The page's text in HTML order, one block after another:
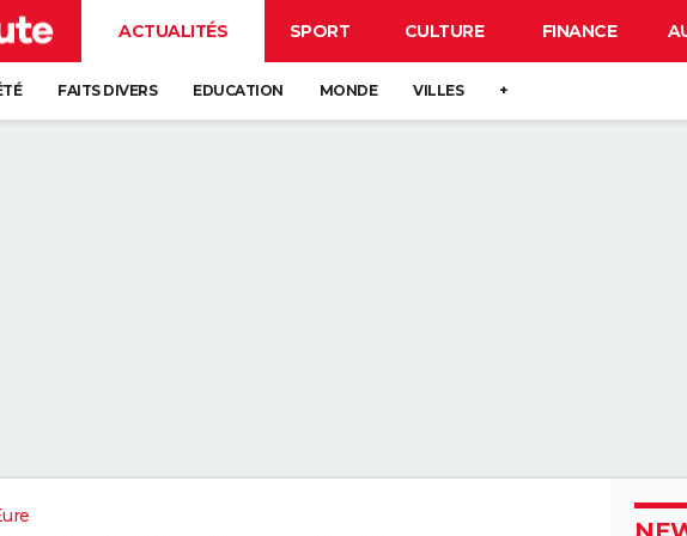
ACTUALITÉS SPORT CULTURE FINANCE
FAITS DIVERS EDUCATION MONDE VILLES +